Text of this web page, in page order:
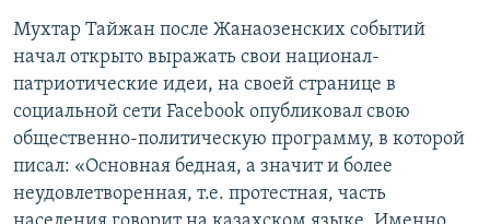
Мухтар Тайжан после Жанаозенских событий
начал открыто выражать свои национал-
патриотические идеи, на своей странице в
социальной сети Facebook опубликовал свою
общественно-политическую программу, в которой
писал: «Основная бедная, а значит и более
неудовлетворенная, т.е. протестная, часть